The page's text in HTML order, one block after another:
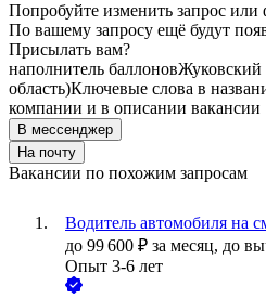
Попробуйте изменить запрос или
По вашему запросу ещё будут
Присылать вам?
наполнитель баллоновЖуковский
область)Ключевые слова в
компании и в описании вакансии
В мессенджер
На почту
Вакансии по похожим запросам
Водитель автомобиля на
до 99 600 ₽ за месяц, до
Опыт 3-6 лет